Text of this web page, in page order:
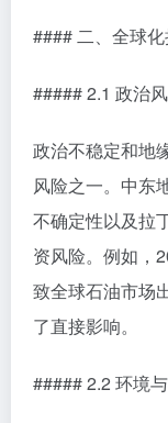
#### 二、全球
##### 2.1 政治
政治不稳定和地
风险之一。中东
不确定性以及拉
资风险。例如，
致全球石油市场
了直接影响。
##### 2.2 环境